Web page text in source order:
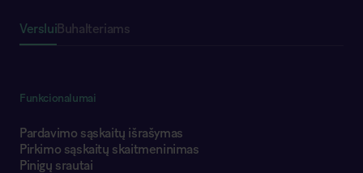
VersluiBuhalteriams
Funkcionalumai
Pardavimo sąskaitų išrašymas
Pirkimo sąskaitų skaitmeninimas
Pinigų srautai